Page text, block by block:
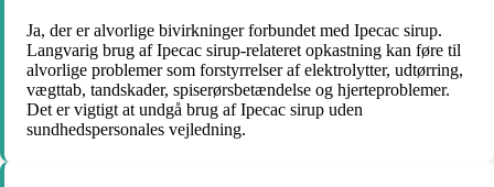
Ja, der er alvorlige bivirkninger forbundet med Ipecac sirup.
Langvarig brug af Ipecac sirup-relateret opkastning kan føre til
alvorlige problemer som forstyrrelser af elektrolytter, udtørring,
vægttab, tandskader, spiserørsbetændelse og hjerteproblemer.
Det er vigtigt at undgå brug af Ipecac sirup uden
sundhedspersonales vejledning.